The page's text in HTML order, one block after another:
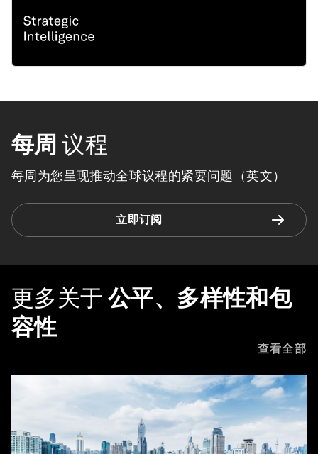
每周 议程
每周为您呈现推动全球议程的紧要问题（英文）
立即订阅
更多关于 公平、多样性和包
容性
查看全部